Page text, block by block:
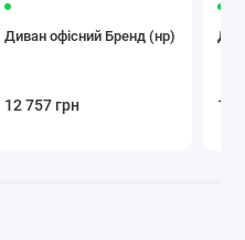
Диван офісний Бренд (нр)
12 757 грн 13